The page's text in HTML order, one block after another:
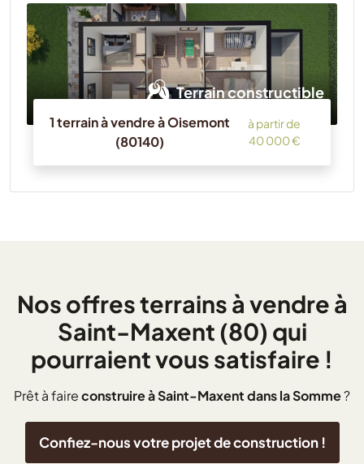
Terrain constructible
1 terrain à vendre à Oisemont
(80140)
à partir de
40 000 €
Nos offres terrains à vendre à
Saint-Maxent (80) qui
pourraient vous satisfaire !
Prêt à faireconstruire à Saint-Maxent dans la Somme?
Confiez-nous votre projet de construction !